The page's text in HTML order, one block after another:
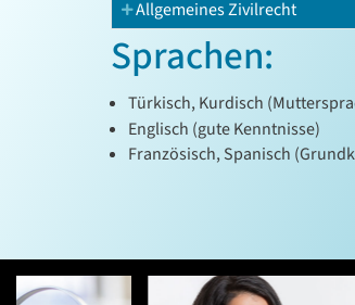
Allgemeines Zivilrecht
Sprachen:
Türkisch, Kurdisch
Englisch (gute Kenntnisse)
Französisch, Spanisch